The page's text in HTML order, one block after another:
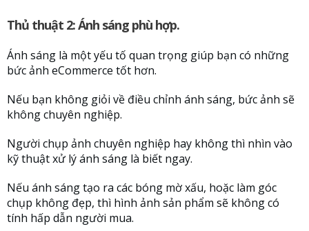
Thủ thuật 2: Ánh sáng phù hợp.
Ánh sáng là một yếu tố quan trọng giúp bạn có những
bức ảnh eCommerce tốt hơn.
Nếu bạn không giỏi về điều chỉnh ánh sáng, bức ảnh sẽ
không chuyên nghiệp.
Người chụp ảnh chuyên nghiệp hay không thì nhìn vào
kỹ thuật xử lý ánh sáng là biết ngay.
Nếu ánh sáng tạo ra các bóng mờ xấu, hoặc làm góc
chụp không đẹp, thì hình ảnh sản phẩm sẽ không có
tính hấp dẫn người mua.